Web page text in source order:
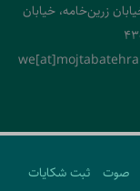
زرین‌خامه، خیابان
صوت
ثبت شکایات